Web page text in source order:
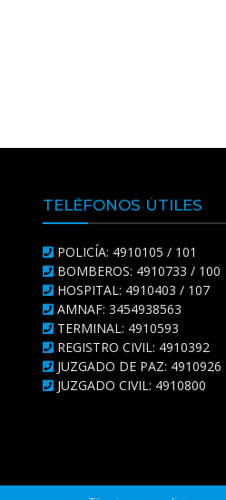
TELÉFONOS ÚTILES
POLICÍA: 4910105 / 101
BOMBEROS: 4910733 / 100
HOSPITAL: 4910403 / 107
AMNAF: 3454938563
TERMINAL: 4910593
REGISTRO CIVIL: 4910392
JUZGADO DE PAZ: 4910926
JUZGADO CIVIL: 4910800